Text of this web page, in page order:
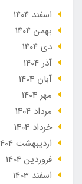
اسفند 1404
بهمن 1404
دی 1404
آذر 1404
آبان 1404
مهر 1404
مرداد 1404
خرداد 1404
ارديبهشت 1404
فروردین 1404
اسفند 1403